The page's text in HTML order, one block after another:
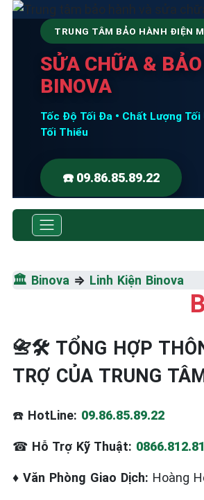
TRUNG TÂM BẢO HÀNH ĐIỆN
SỬA CHỮA &
BINOVA
Tốc Độ Tối Đa • Chất Lượng Tối
Tối Thiểu
☎️ 09.86.85.89.22
🏛️ Binova ⇒ Linh Kiện Binova
📇🛠️ TỔNG HỢP
TRỢ CỦA TRUNG
☎️ HotLine: 09.86.85.89.22
☎ Hỗ Trợ Kỹ Thuật:
♦ Văn Phòng Giao Dịch: Hoàng